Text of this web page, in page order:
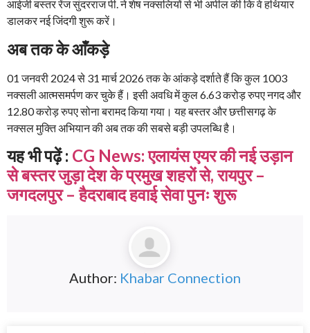
आईजी बस्तर रेंज सुंदरराज पी. ने शेष नक्सलियों से भी अपील की कि वे हथियार
डालकर नई जिंदगी शुरू करें।
अब तक के आँकड़े
01 जनवरी 2024 से 31 मार्च 2026 तक के आंकड़े दर्शाते हैं कि कुल 1003
नक्सली आत्मसमर्पण कर चुके हैं। इसी अवधि में कुल 6.63 करोड़ रुपए नगद और
12.80 करोड़ रुपए सोना बरामद किया गया। यह बस्तर और छत्तीसगढ़ के
नक्सल मुक्ति अभियान की अब तक की सबसे बड़ी उपलब्धि है।
यह भी पढ़ें : CG News: एलायंस एयर की नई उड़ान
से बस्तर जुड़ा देश के प्रमुख शहरों से, रायपुर –
जगदलपुर – हैदराबाद हवाई सेवा पुनः शुरू
Author: Khabar Connection